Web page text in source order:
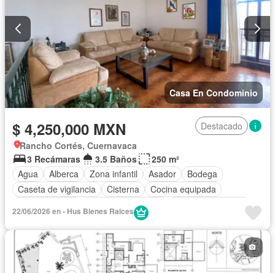
Casa En Condominio
$ 4,250,000 MXN
Destacado
Rancho Cortés, Cuernavaca
3 Recámaras
3.5 Baños
250 m²
Agua
Alberca Zona infantil Asador
Bodega
Caseta de vigilancia
Cisterna
Cocina equipada
Cuarto de Limpieza
Estacionamiento
Recámara con closet
Sala polivalente
Seguridad
Televisión por cable
Terraza Vista panorámica
Wifi
Zonas verdes
Sin amueblar
22/06/2026 en - Hus Bienes Raices